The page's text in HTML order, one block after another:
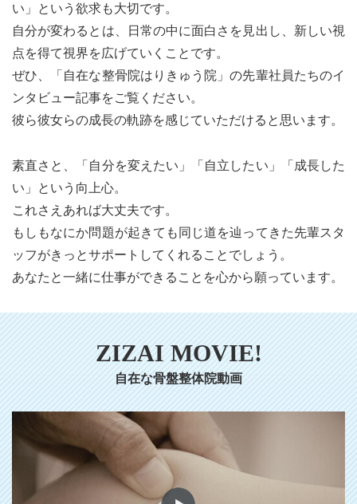
い」という欲求も大切です。
自分が変わるとは、日常の中に面白さを見出し、新しい視
点を得て視界を広げていくことです。
ぜひ、「自在な整骨院はりきゅう院」の先輩社員たちのイ
ンタビュー記事をご覧ください。
彼ら彼女らの成長の軌跡を感じていただけると思います。
素直さと、「自分を変えたい」「自立したい」「成長した
い」という向上心。
これさえあれば大丈夫です。
もしもなにか問題が起きても同じ道を辿ってきた先輩スタ
ッフがきっとサポートしてくれることでしょう。
あなたと一緒に仕事ができることを心から願っています。
ZIZAI MOVIE!
自在な骨盤整体院動画